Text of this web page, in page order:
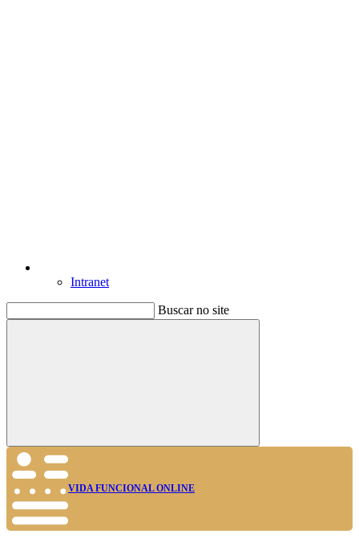
Intranet
Buscar no site
Buscar
VIDA FUNCIONAL ONLINE